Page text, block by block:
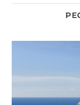
Park Hyatt Abu